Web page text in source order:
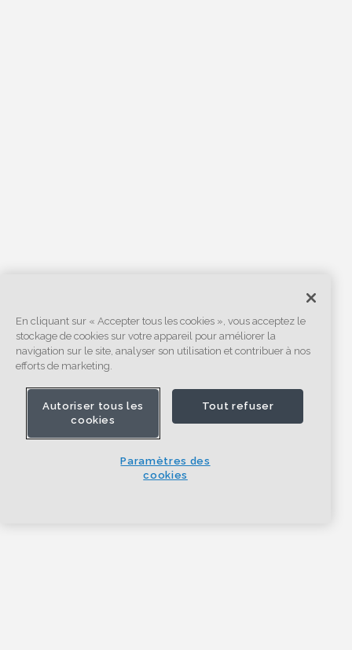
En cliquant sur « Accepter tous les cookies », vous acceptez le
stockage de cookies sur votre appareil pour améliorer la
navigation sur le site, analyser son utilisation et contribuer à nos
efforts de marketing.
Autoriser tous les
cookies
Tout refuser
Paramètres des
cookies